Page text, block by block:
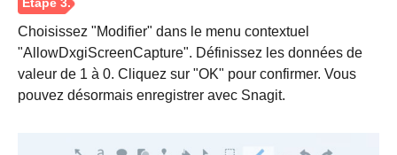
Choisissez "Modifier" dans le menu contextuel
"AllowDxgiScreenCapture". Définissez les données de
valeur de 1 à 0. Cliquez sur "OK" pour confirmer. Vous
pouvez désormais enregistrer avec Snagit.